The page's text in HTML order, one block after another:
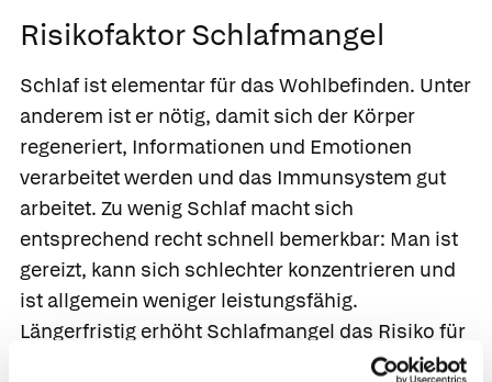
Risikofaktor Schlafmangel
Schlaf ist elementar für das Wohlbefinden. Unter
anderem ist er nötig, damit sich der Körper
regeneriert, Informationen und Emotionen
verarbeitet werden und das Immunsystem gut
arbeitet. Zu wenig Schlaf macht sich
entsprechend recht schnell bemerkbar: Man ist
gereizt, kann sich schlechter konzentrieren und
ist allgemein weniger leistungsfähig.
Längerfristig erhöht Schlafmangel das Risiko für
ernste Erkrankungen wie Depressionen,